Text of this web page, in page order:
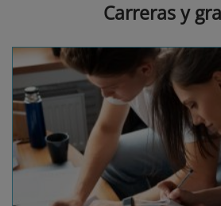
Carreras y